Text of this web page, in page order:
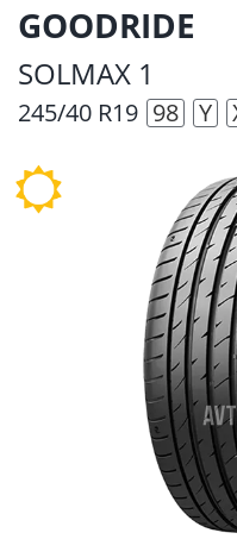
GOODRIDE
SOLMAX 1
245/40 R19 98 Y